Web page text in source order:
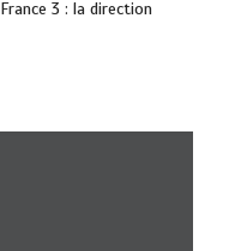
3 : la direction